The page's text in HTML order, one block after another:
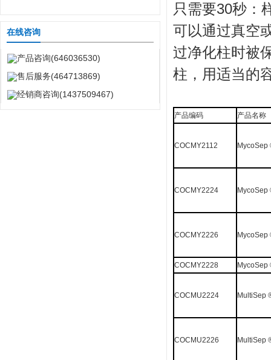
在线咨询
产品咨询(646036530)
售后服务(464713869)
经销商咨询(1437509467)
只需要30秒：
可以通过真空
过净化柱时被
柱，用适当的
产品编码 产品名称
COCMY2112 MycoSep
COCMY2224
COCMY2226
COCMY2228
COCMU2224 MultiSep
COCMU2226 MultiSep